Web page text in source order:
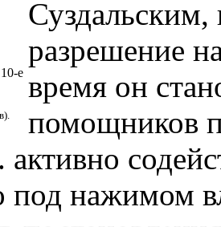
е
Суздальским,
разрешение
время он
помощников
под нажимом